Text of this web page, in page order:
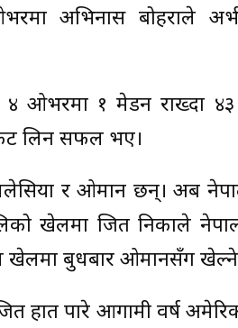
अभिनास बोहराले
४ ओभरमा १ मेडन राख्दा
लिन सफल भए।
र ओमान छन्। अब
खेलमा जित निकाले
खेलमा बुधबार ओमानसँग
हात पारे आगामी वर्ष